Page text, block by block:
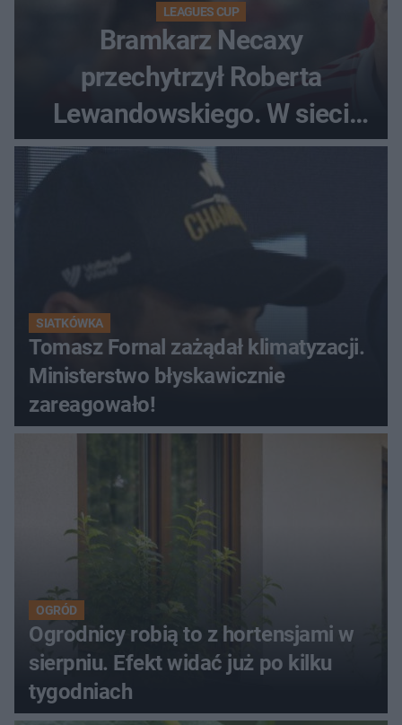
LEAGUES CUP
Bramkarz Necaxy
przechytrzył Roberta
Lewandowskiego. W sieci
krąży wideo z tego pojedynku
SIATKÓWKA
Tomasz Fornal zażądał klimatyzacji.
Ministerstwo błyskawicznie
zareagowało!
OGRÓD
Ogrodnicy robią to z hortensjami w
sierpniu. Efekt widać już po kilku
tygodniach